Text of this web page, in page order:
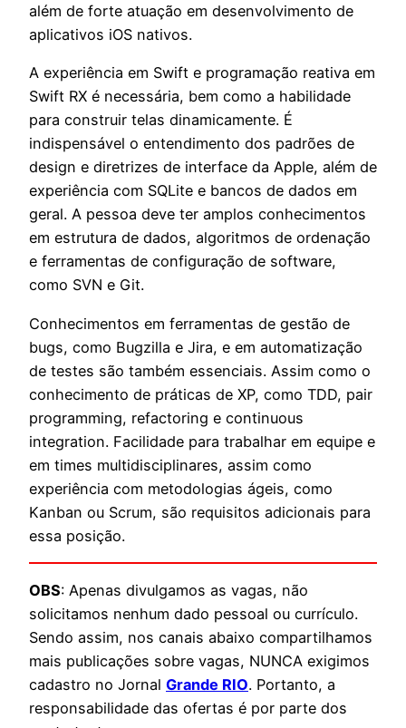
além de forte atuação em desenvolvimento de
aplicativos iOS nativos.
A experiência em Swift e programação reativa em
Swift RX é necessária, bem como a habilidade
para construir telas dinamicamente. É
indispensável o entendimento dos padrões de
design e diretrizes de interface da Apple, além de
experiência com SQLite e bancos de dados em
geral. A pessoa deve ter amplos conhecimentos
em estrutura de dados, algoritmos de ordenação
e ferramentas de configuração de software,
como SVN e Git.
Conhecimentos em ferramentas de gestão de
bugs, como Bugzilla e Jira, e em automatização
de testes são também essenciais. Assim como o
conhecimento de práticas de XP, como TDD, pair
programming, refactoring e continuous
integration. Facilidade para trabalhar em equipe e
em times multidisciplinares, assim como
experiência com metodologias ágeis, como
Kanban ou Scrum, são requisitos adicionais para
essa posição.
OBS: Apenas divulgamos as vagas, não
solicitamos nenhum dado pessoal ou currículo.
Sendo assim, nos canais abaixo compartilhamos
mais publicações sobre vagas, NUNCA exigimos
cadastro no Jornal Grande RIO. Portanto, a
responsabilidade das ofertas é por parte dos